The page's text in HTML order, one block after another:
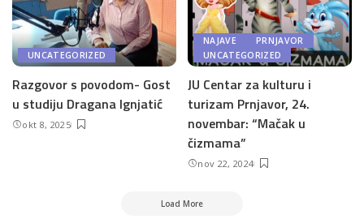
UNCATEGORIZED
Razgovor s povodom- Gost
u studiju Dragana Ignjatić
okt 8, 2025
NAJAVE
PRNJAVOR
UNCATEGORIZED
JU Centar za kulturu i
turizam Prnjavor, 24.
novembar: “Mačak u
čizmama”
nov 22, 2024
Load More